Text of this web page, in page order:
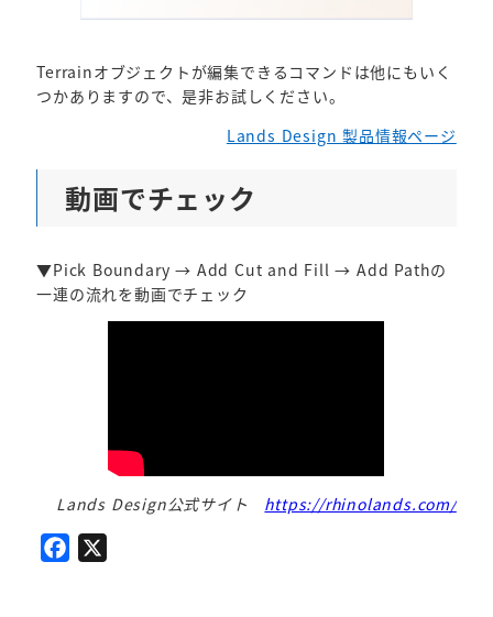
Terrainオブジェクトが編集できるコマンドは他にもいく
つかありますので、是非お試しください。
Lands Design 製品情報ページ
動画でチェック
▼Pick Boundary → Add Cut and Fill → Add Pathの
一連の流れを動画でチェック
Lands Design公式サイト https://rhinolands.com/